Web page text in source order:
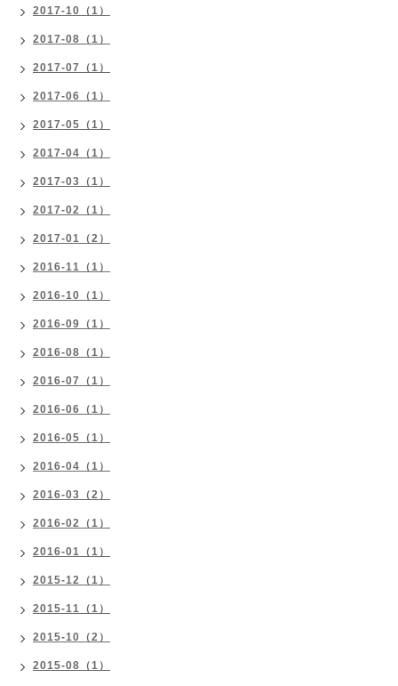
2017-10（1）
2017-08（1）
2017-07（1）
2017-06（1）
2017-05（1）
2017-04（1）
2017-03（1）
2017-02（1）
2017-01（2）
2016-11（1）
2016-10（1）
2016-09（1）
2016-08（1）
2016-07（1）
2016-06（1）
2016-05（1）
2016-04（1）
2016-03（2）
2016-02（1）
2016-01（1）
2015-12（1）
2015-11（1）
2015-10（2）
2015-08（1）